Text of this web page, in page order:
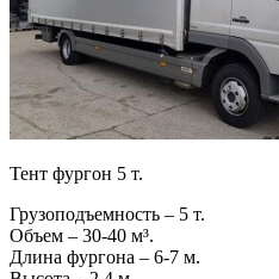
Тент фургон 5 т.
Грузоподъемность – 5 т.
Объем – 30-40 м³.
Длина фургона – 6-7 м.